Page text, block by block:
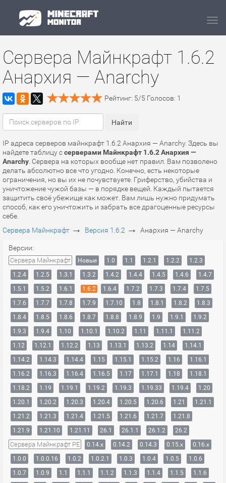
Сервера Майнкрафт 1.6.2
Анархия — Anarchy
Рейтинг: 5/5 Голосов: 1
IP адреса серверов майнкрафт 1.6.2 Анархия — Anarchy. Здесь вы
найдете таблицу ссерверами Майнкрафт 1.6.2 Анархия —
Anarchy . Сервера на которых вообще нет правил. Вам позволено
делать абсолютно все что угодно. Конечно, есть некоторые
ограничения, но вы их не почувствуете. Гриферство, убийства и
уничтожение чужой базы — в порядке вещей. Каждый пытается
защитить своё убежище как может. Вам лишь нужно придумать
способ, как его уничтожить и забрать все драгоценные ресурсы
себе.
Сервера Майнкрафт → Версия 1.6.2 → Анархия — Anarchy
Версии:
Сервера Майнкрафт Новые 1.0 1.1 1.2.1 1.2.2
1.2.3
1.2.4
1.2.5 1.3.1 1.3.2 1.4.2 1.4.4 1.4.5 1.4.6
1.4.7
1.5.1
1.5.2 1.6.1 1.6.2 1.6.4 1.7.2 1.7.3 1.7.4
1.7.5
1.7.6
1.7.7 1.7.8 1.7.9 1.7.10 1.8 1.8.1 1.8.2
1.8.3
1.8.4
1.8.5 1.8.6 1.8.7 1.8.8 1.8.9 1.9 1.9.1
1.9.2
1.9.3
1.9.4 1.10 1.10.1 1.10.2 1.11 1.11.1
1.11.2
1.12
1.12.1 1.12.2 1.13 1.13.1 1.13.2 1.14
1.14.1
1.14.2
1.14.3 1.14.4 1.15 1.15.1 1.15.2 1.16
1.16.1
1.16.2
1.16.3 1.16.4 1.16.5 1.17 1.17.1 1.18
1.18.1
1.18.2
1.19 1.19.1 1.19.2 1.19.3 1.19.33 1.19.4
1.20
1.20.1
1.20.2 1.20.3 1.20.4 1.20.5 1.20.6 1.21
1.21.1
1.21.2
1.21.3 1.21.4 1.21.5 1.21.6 1.21.7
1.21.8
1.21.9
1.21.10 1.21.11 26.1 26.1.1 26.1.2 26.2
Сервера Майнкрафт PE 0.14.x 0.14.2 0.14.3 0.15.x
0.16.x
1.0.0
1.0.0.16 1.0.2 1.0.2.1 1.0.3 1.0.4 1.0.5
1.0.6
1.0.7
1.0.9 1.1 1.1.1 1.1.2 1.1.3 1.1.4 1.1.5
1.1.6